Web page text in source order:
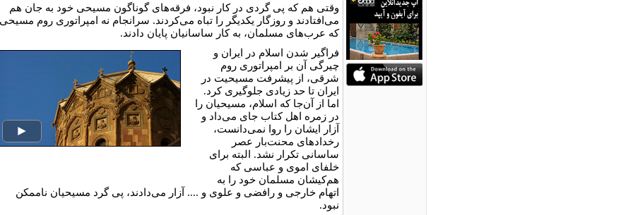
وقتى هم که پى ‌گردى در کار نبود، فرقه‌هاى گوناگون مسیحى خود به جان هم
مى‌افتادند و روزگار یکدیگر را تباه می‌کردند. سرانجام نه امپراتورى روم
که عرب‌هاى مسلمان، به کار ساسانیان پایان دادند.
فراگیر شدن اسلام در ایران و
چیرگى آن بر امپراتورى روم
شرقى، از پیشرفت مسیحیت در
ایران تا حد زیادى جلوگیرى کرد.
اما از آن‌جا که اسلام، مسیحیان را
در زمره اهل کتاب جاى مى‌داد و
آزار ایشان را روا نمی‌دانست،
رخدادهاى محنت‌بار عصر
ساسانى تکرار نشد. البته براى
خلفاى اموى و عباسى که
هم‌کیشان مسلمان خود را به
اتهام خارجى و رافضى و علوى و .... آزار می‌دادند، پى‌ گرد مسیحیان ناممکن
نبود.